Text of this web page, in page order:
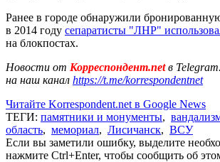
Ранее в городе обнаружили
в 2014 году сепаратисты "ЛНР"
на блокпостах.
Новости от Корреспондент.netв
на наш канал https://t.me/korrespondentnet
Читайте Korrespondent.net в Google News
ТЕГИ: памятники и монументы,
область, мемориал, Лисичанск, ВСУ
Если вы заметили ошибку, выделите
нажмите Ctrl+Enter, чтобы сообщить об